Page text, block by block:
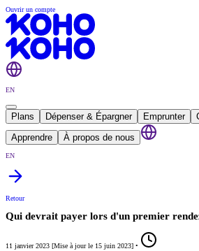
Ouvrir un compte
EN
Plans Dépenser & Épargner Emprunter
Apprendre
À propos de nous
EN
Retour
Qui devrait payer lors d'un premier
11 janvier 2023 [Mise à jour le 15 juin 2023] •